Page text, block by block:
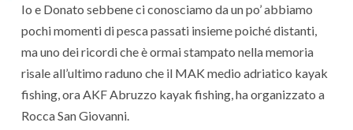
Io e Donato sebbene ci conosciamo da un po’ abbiamo
pochi momenti di pesca passati insieme poiché distanti,
ma uno dei ricordi che è ormai stampato nella memoria
risale all’ultimo raduno che il MAK medio adriatico kayak
fishing, ora AKF Abruzzo kayak fishing, ha organizzato a
Rocca San Giovanni.